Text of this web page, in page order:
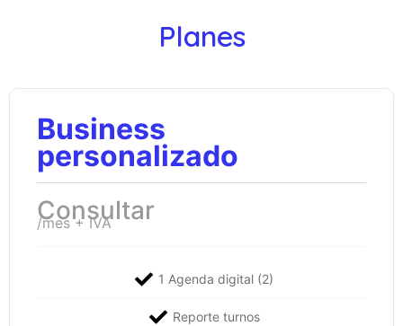
Planes
Business
personalizado
Consultar
/mes + IVA
1 Agenda digital (2)
Reporte turnos